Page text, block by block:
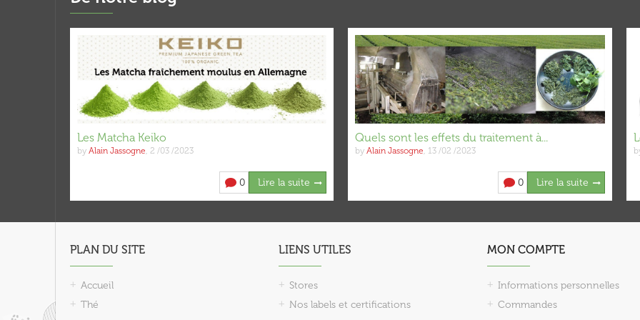
Les Matcha Keiko
by Alain Jassogne, 2 /03 /2023
0 Lire la suite
Quels sont les effets du traitement à...
by Alain Jassogne, 13 /02 /2023
0 Lire la suite
PLAN DU SITE
Accueil
Thé
LIENS UTILES
Stores
Nos labels et certifications
MON COMPTE
Informations personnelles
Commandes